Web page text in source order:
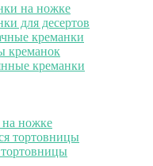
на ножке
для десертов
креманки
креманок
креманки
ножке
тортовницы